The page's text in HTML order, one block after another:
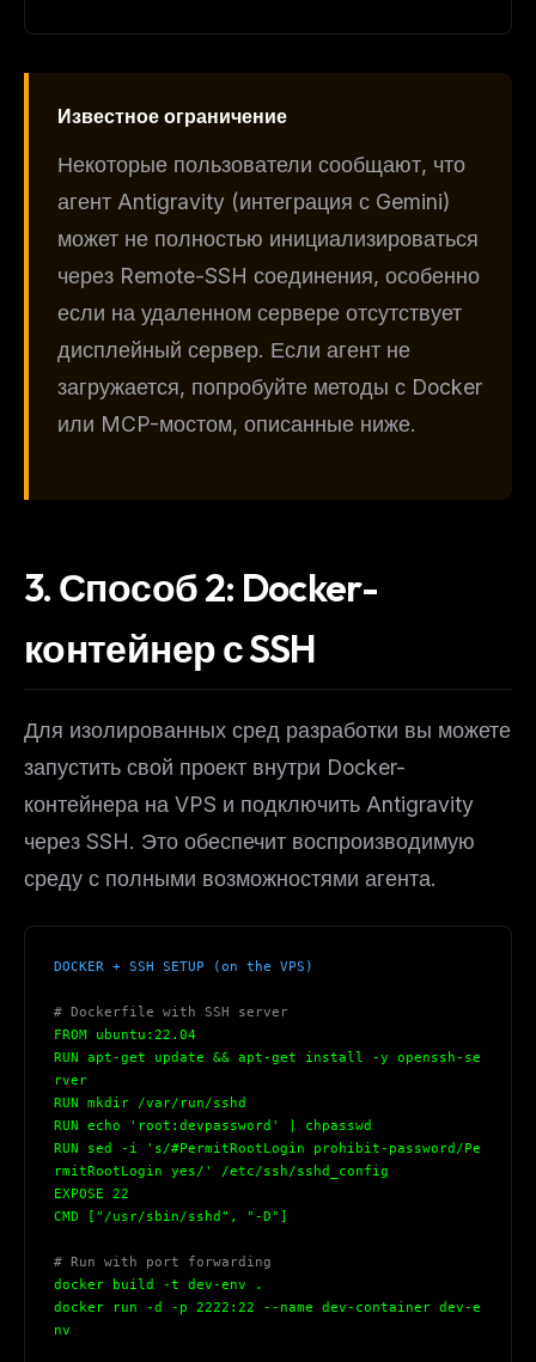
Известное ограничение
Некоторые пользователи сообщают, что
агент Antigravity (интеграция с Gemini)
может не полностью инициализироваться
через Remote-SSH соединения, особенно
если на удаленном сервере отсутствует
дисплейный сервер. Если агент не
загружается, попробуйте методы с Docker
или MCP-мостом, описанные ниже.
3. Способ 2: Docker-
контейнер с SSH
Для изолированных сред разработки вы можете
запустить свой проект внутри Docker-
контейнера на VPS и подключить Antigravity
через SSH. Это обеспечит воспроизводимую
среду с полными возможностями агента.
DOCKER + SSH SETUP (on the VPS)
# Dockerfile with SSH server
FROM ubuntu:22.04
RUN apt-get update && apt-get install -y openssh-se
rver
RUN mkdir /var/run/sshd
RUN echo 'root:devpassword' | chpasswd
RUN sed -i 's/#PermitRootLogin prohibit-password/Pe
rmitRootLogin yes/' /etc/ssh/sshd_config
EXPOSE 22
CMD ["/usr/sbin/sshd", "-D"]
# Run with port forwarding
docker build -t dev-env .
docker run -d -p 2222:22 --name dev-container dev-e
nv